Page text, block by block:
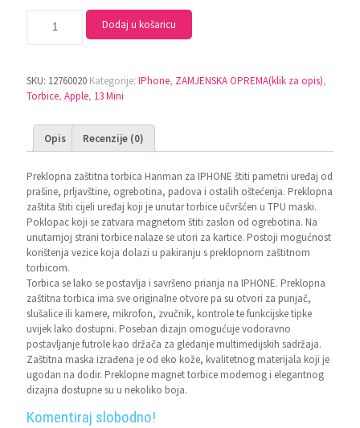
Dodaj u košaricu
SKU: 12760020 Kategorije: IPhone, ZAMJENSKA OPREMA(klik za opis),
Torbice, Apple, 13 Mini
Opis Recenzije (0)
Preklopna zaštitna torbica Hanman za IPHONE štiti pametni uređaj od
prašine, prljavštine, ogrebotina, padova i ostalih oštećenja. Preklopna
zaštita štiti cijeli uređaj koji je unutar torbice učvršćen u TPU maski.
Poklopac koji se zatvara magnetom štiti zaslon od ogrebotina. Na
unutarnjoj strani torbice nalaze se utori za kartice. Postoji mogućnost
korištenja vezice koja dolazi u pakiranju s preklopnom zaštitnom
torbicom.
Torbica se lako se postavlja i savršeno prianja na IPHONE. Preklopna
zaštitna torbica ima sve originalne otvore pa su otvori za punjač,
slušalice ili kamere, mikrofon, zvučnik, kontrole te funkcijske tipke
uvijek lako dostupni. Poseban dizajn omogućuje vodoravno
postavljanje futrole kao držača za gledanje multimedijskih sadržaja.
Zaštitna maska izrađena je od eko kože, kvalitetnog materijala koji je
ugodan na dodir. Preklopne magnet torbice modernog i elegantnog
dizajna dostupne su u nekoliko boja.
Komentiraj slobodno!